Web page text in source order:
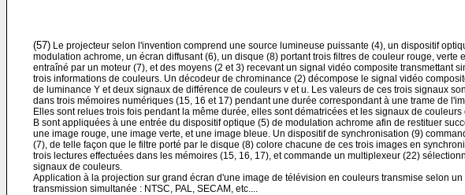
(57) Le projecteur selon l'invention comprend une source lumineuse puissante (4), un dispositif
modulation achrome, un écran diffusant (6), un disque (8) portant trois filtres de couleur rouge, verte
entraîné par un moteur (7), et des moyens (2 et 3) recevant un signal vidéo composite transmettant
trois informations de couleurs. Un décodeur de chrominance (2) décompose le signal vidéo
de luminance Y et deux signaux de différence de couleurs v et u. Les valeurs de ces trois signaux
dans trois mémoires numériques (15, 16 et 17) pendant une durée correspondant à une trame de
Elles sont relues trois fois pendant la même durée, elles sont dématricées et les signaux de couleurs
B sont appliquées à une entrée du dispositif optique (5) de modulation achrome afin de restituer
une image rouge, une image verte, et une image bleue. Un dispositif de synchronisation (9)
(7), de telle façon que le filtre porté par le disque (8) colore chacune de ces trois images en
trois lectures effectuées dans les mémoires (15, 16, 17), et commande un multiplexeur (22)
signaux de couleurs.
Application à la projection sur grand écran d'une image de télévision en couleurs transmise selon un
transmission simultanée : NTSC, PAL, SECAM, etc....